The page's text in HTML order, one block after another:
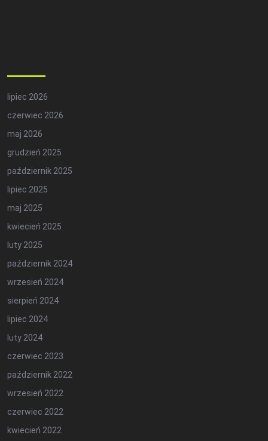
lipiec 2026
czerwiec 2026
maj 2026
grudzień 2025
październik 2025
lipiec 2025
maj 2025
kwiecień 2025
luty 2025
październik 2024
wrzesień 2024
sierpień 2024
lipiec 2024
luty 2024
czerwiec 2023
październik 2022
wrzesień 2022
czerwiec 2022
kwiecień 2022